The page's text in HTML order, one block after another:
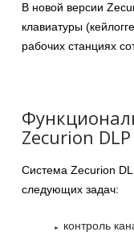
В новой версии
клавиатуры
рабочих станциях
Zecurion
Система Zecurion
следующих задач:
контроль